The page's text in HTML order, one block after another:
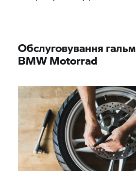
Обслуговування гальм
BMW Motorrad